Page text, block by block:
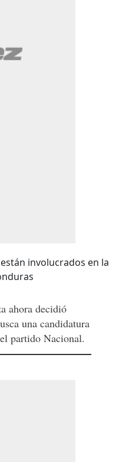
ahora decidió
una candidatura
partido Nacional.